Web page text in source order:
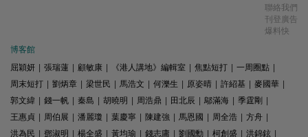
聯絡我們
刊登廣告
爆料快
博客館
屈穎妍
張瑞蓮 顧敏康 《港人講地》編輯室 焦點短打 一周圈點
周末短打
劉炳章 梁世民 馬浩文 何濼生 原姿晴 許紹基 麥國華
郭文緯
錢一帆 秦島 胡曉明 周浩鼎 田北辰 鄔滿海 季霆剛
王惠貞
周伯展 潘麗瓊 葉慶寧 陳建強 馬恩國 周全浩 方舟
洪為民
鄧淑明 楊全盛 黃均瑜 錢志庸 劉國勳 柯創盛 洪錦鉉